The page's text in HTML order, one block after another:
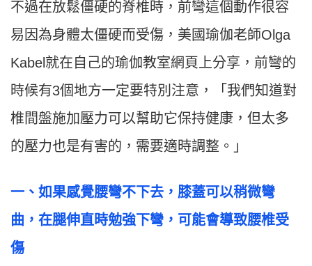
不過在放鬆僵硬的脊椎時，前彎這個動作很容
易因為身體太僵硬而受傷，美國瑜伽老師Olga
Kabel就在自己的瑜伽教室網頁上分享，前彎的
時候有3個地方一定要特別注意，「我們知道對
椎間盤施加壓力可以幫助它保持健康，但太多
的壓力也是有害的，需要適時調整。」
一、如果感覺腰彎不下去，膝蓋可以稍微彎
曲，在腿伸直時勉強下彎，可能會導致腰椎受
傷